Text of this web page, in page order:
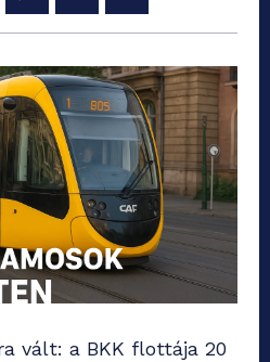
vált: a BKK flottája 20